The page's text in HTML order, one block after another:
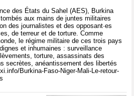
des États du Sahel (AES), Burkina
aux mains de juntes militaires
des journalistes et des opposant·es
de terreur et de torture. Comme
le régime militaire de ces trois pays
et inhumaines : surveillance
torture, assassinats des
secrètes, anéantissement des libertés
Burkina-Faso-Niger-Mali-Le-retour-